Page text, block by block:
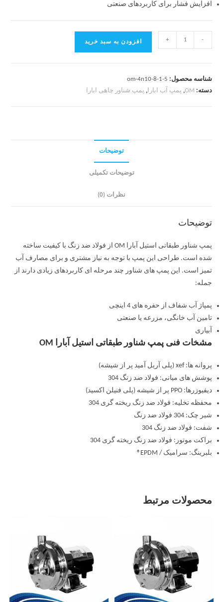
افزایش فشار برای کاربردهای صنعتی
-
+ افزودن به سبد خرید
شناسه محصول: om-4n10-8-1-5
دسته: OM
, پمپ آب ابارا, پمپ شناور چاهی ابارا
توضیحات
توضیحات تکمیلی
نظرات (0)
توضیحات
پمپ شناور طبقاتی استیل آبارا OM از فولاد ضد زنگ با کیفیت ساخته
شده است. طراحی این پمپ با توجه به نیاز مشتری و برای مصارف آب
تمیز است. این پمپ های شناور چند مرحله ای کاربردهای زیادی دارند از
جمله:
پمپاژ آب شفاف از حفره های 4 اینچی
تامین آب خانگی، مزرعه یا صنعتی
آبیاری
مشخات فنی پمپ شناور طبقاتی استیل آبارا OM
پروانه ها: xef (پلی آریل آمید پر از شیشه)
پوشش های میانی: فولاد ضد زنگ 304
دیفیوزرها: PPO پر از شیشه (پلی فنیلن اکسید)
محفظه تخلیه: فولاد ضد زنگ ریخته گری 304
شیر چک: 304 فولاد ضد زنگ
شفت: فولاد ضد زنگ 304
براکت موتور: فولاد ضد زنگ ریخته گری 304
بلبرینگ: سرامیک / EPDM®
محصولات مرتبط